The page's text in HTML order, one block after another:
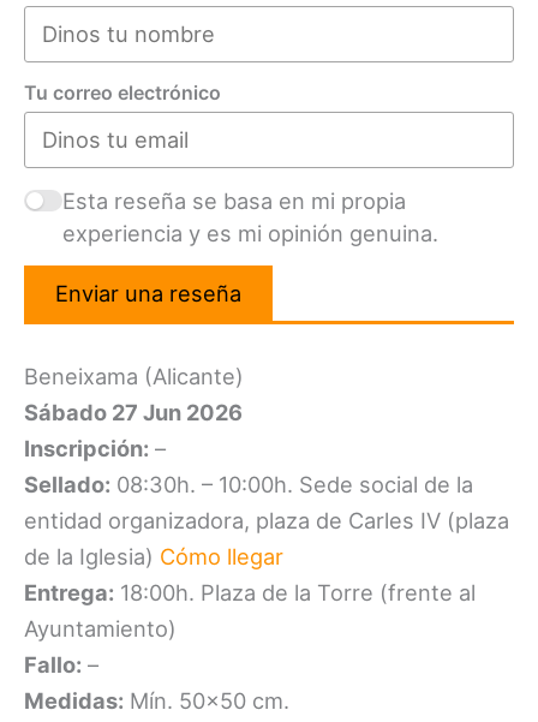
Tu correo electrónico
Esta reseña se basa en mi propia
experiencia y es mi opinión genuina.
Enviar una reseña
Beneixama (Alicante)
Sábado 27 Jun 2026
Inscripción: –
Sellado: 08:30h. – 10:00h. Sede social de la
entidad organizadora, plaza de Carles IV (plaza
de la Iglesia) Cómo llegar
Entrega: 18:00h. Plaza de la Torre (frente al
Ayuntamiento)
Fallo: –
Medidas: Mín. 50×50 cm.